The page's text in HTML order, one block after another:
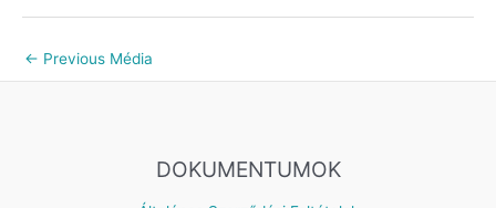
← Previous Média
DOKUMENTUMOK